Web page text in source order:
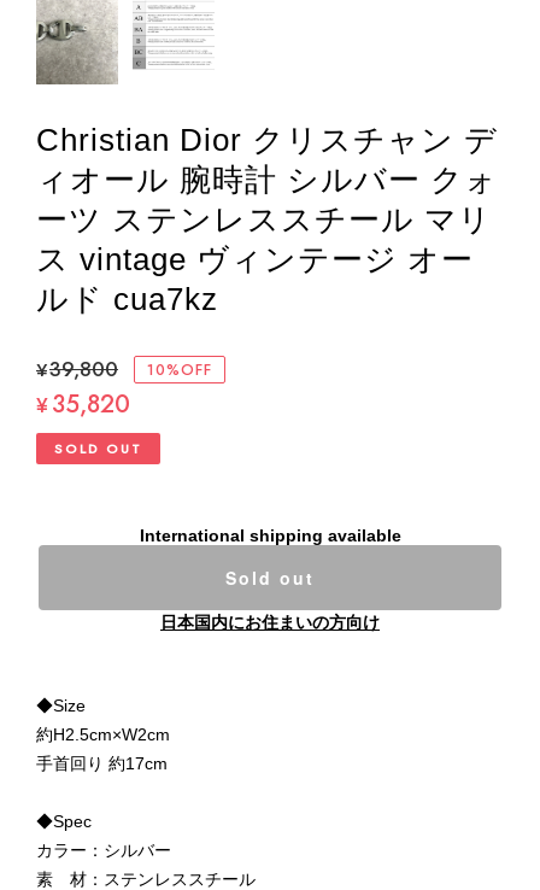
Christian Dior クリスチャン デ
ィオール 腕時計 シルバー クォ
ーツ ステンレススチール マリ
ス vintage ヴィンテージ オー
ルド cua7kz
¥39,800 10%OFF
¥35,820
SOLD OUT
International shipping available
Sold out
日本国内にお住まいの方向け
◆Size
約H2.5cm×W2cm
手首回り 約17cm
◆Spec
カラー：シルバー
素 材：ステンレススチール